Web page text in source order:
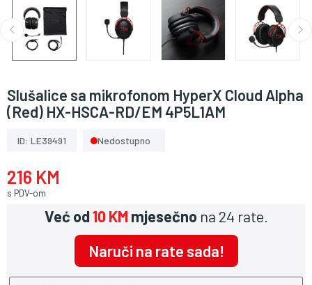
Slušalice sa mikrofonom HyperX Cloud Alpha
(Red) HX-HSCA-RD/EM 4P5L1AM
ID: LE39491 Nedostupno
216 KM
s PDV-om
Već od10 KM mjesečno na 24 rate.
Naruči na rate sada!